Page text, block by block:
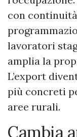
con
lavoratori
amplia la
L’export
più concreti
aree rurali.
Cambia